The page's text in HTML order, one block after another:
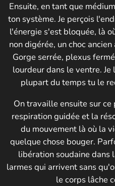
Ensuite, en tant que
ton système. Je perçois
l'énergie s'est bloquée, là
non digérée, un choc
Gorge serrée, plexus
lourdeur dans le ventre.
plupart du temps tu le
On travaille ensuite sur
respiration guidée et la
du mouvement là où la
quelque chose bouger.
libération soudaine dans
larmes qui arrivent sans
le corps lâche